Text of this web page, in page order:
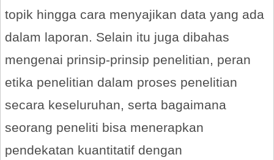
topik hingga cara menyajikan data yang ada
dalam laporan. Selain itu juga dibahas
mengenai prinsip-prinsip penelitian, peran
etika penelitian dalam proses penelitian
secara keseluruhan, serta bagaimana
seorang peneliti bisa menerapkan
pendekatan kuantitatif dengan